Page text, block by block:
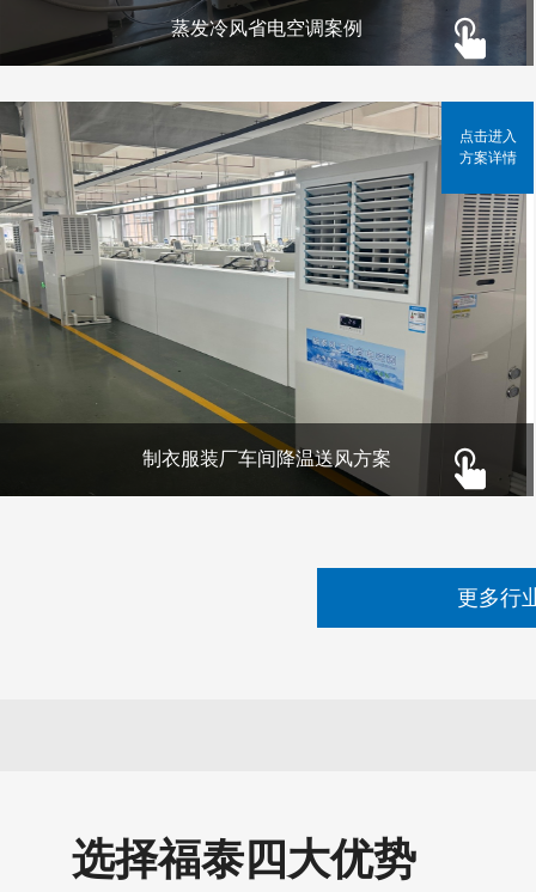
蒸发冷风省电空调案例
制衣服装厂车间降温送风方案
点击进入
方案详情
更多行
选择福泰四大优势